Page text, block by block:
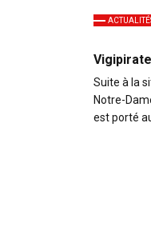
Suite à la
Notre-
est porté